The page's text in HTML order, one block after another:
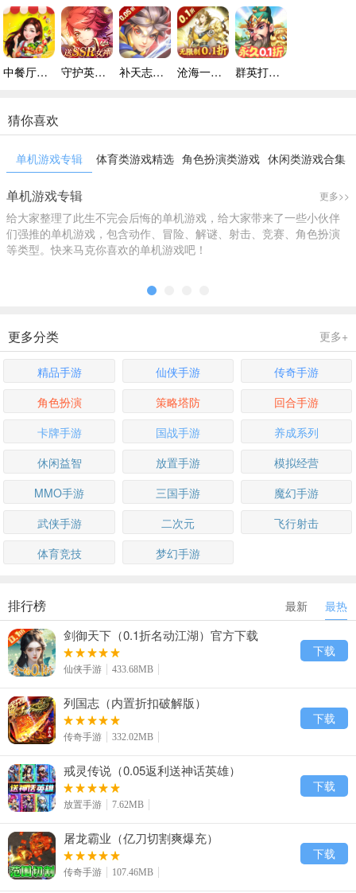
中餐厅（0.1折福利版）正版 守护英雄传说手机版 补天志（绝品福利0.05折）正版 沧海一剑（无限制0.1折）正版 群英打三国（0.1天兵神将）官服
猜你喜欢
单机游戏专辑
体育类游戏精选 角色扮演类游戏 休闲类游戏合集
单机游戏专辑 更多>>
给大家整理了此生不完会后悔的单机游戏，给大家带来了一些小伙伴
们强推的单机游戏，包含动作、冒险、解谜、射击、竞赛、角色扮演
等类型。快来马克你喜欢的单机游戏吧！
更多+
更多分类
精品手游 仙侠手游
传奇手游
角色扮演
策略塔防
回合手游
卡牌手游
国战手游
养成系列
休闲益智
放置手游
模拟经营
MMO手游
三国手游
魔幻手游
武侠手游
二次元
飞行射击
体育竞技
梦幻手游
最新 最热
排行榜
剑御天下（0.1折名动江湖）官方下载
仙侠手游 433.68MB
下载
列国志（内置折扣破解版）
传奇手游 332.02MB
下载
戒灵传说（0.05返利送神话英雄）
放置手游 7.62MB
下载
屠龙霸业（亿刀切割爽爆充）
传奇手游 107.46MB
下载